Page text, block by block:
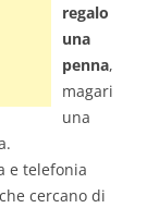
regalo
una
penna,
magari
una
e telefonia
cercano di